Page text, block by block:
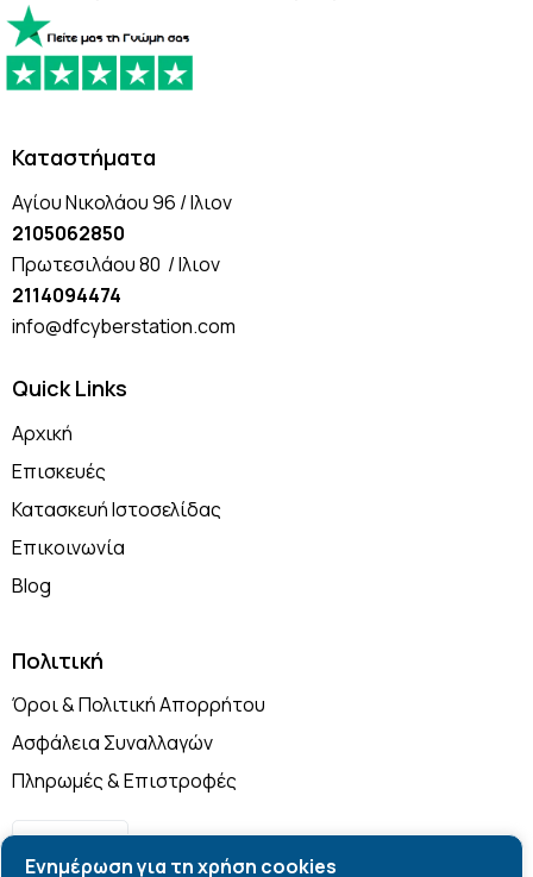
Ενημέρωση για τη χρήση cookies
Καταστήματα
Αγίου Νικολάου 96 / Ιλιον
2105062850
Πρωτεσιλάου 80 / Ιλιον
2114094474
info@dfcyberstation.com
Quick Links
Αρχική
Επισκευές
Κατασκευή Ιστοσελίδας
Επικοινωνία
Blog
Πολιτική
Όροι & Πολιτική Απορρήτου
Ασφάλεια Συναλλαγών
Πληρωμές & Επιστροφές